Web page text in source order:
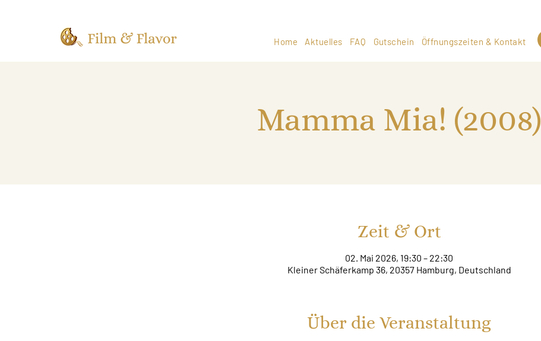
Home Aktuelles FAQ Gutschein Öffnungszeiten & Kontakt
Mamma Mia! (2008)
Zeit & Ort
02. Mai 2026, 19:30 – 22:30
Kleiner Schäferkamp 36, 20357 Hamburg, Deutschland
Über die Veranstaltung